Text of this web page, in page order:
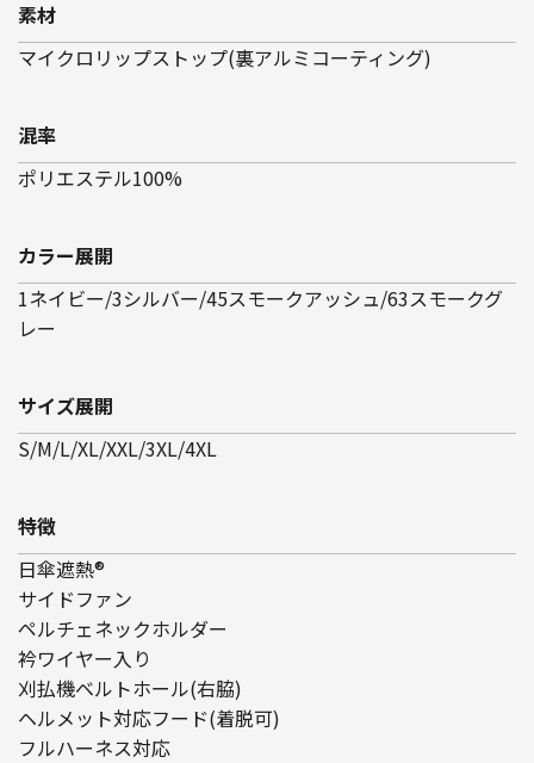
素材
マイクロリップストップ(裏アルミコーティング)
混率
ポリエステル100%
カラー展開
1ネイビー/3シルバー/45スモークアッシュ/63スモークグ
レー
サイズ展開
S/M/L/XL/XXL/3XL/4XL
特徴
日傘遮熱®
サイドファン
ペルチェネックホルダー
衿ワイヤー入り
刈払機ベルトホール(右脇)
ヘルメット対応フード(着脱可)
フルハーネス対応